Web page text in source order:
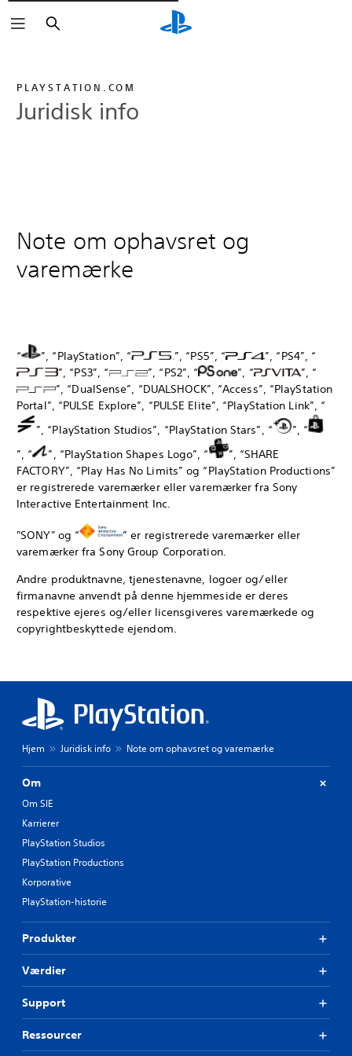
Søg
PLAYSTATION.COM
Juridisk info
Note om ophavsret og
varemærke
“ ”, “PlayStation”, “ ”, “PS5”, “
”, “PS4”, “
”, “PS3”, “
”, “PS2”, “ ”, “
”, “
”, “DualSense”, “DUALSHOCK”, “Access”, “PlayStation
Portal”, “PULSE Explore”, “PULSE Elite”, “PlayStation Link”, “
”, “PlayStation Studios”, “PlayStation Stars”, “
”, “
”, “
”, “PlayStation Shapes Logo”, “
”, “SHARE
FACTORY”, “Play Has No Limits” og “PlayStation Productions”
er registrerede varemærker eller varemærker fra Sony
Interactive Entertainment Inc.
"SONY" og “
” er registrerede varemærker eller
varemærker fra Sony Group Corporation.
Andre produktnavne, tjenestenavne, logoer og/eller
firmanavne anvendt på denne hjemmeside er deres
respektive ejeres og/eller licensgiveres varemærkede og
copyrightbeskyttede ejendom.
Hjem Juridisk info Note om ophavsret og varemærke
Om
Om SIE
Karrierer
PlayStation Studios
PlayStation Productions
Korporative
PlayStation-historie
Produkter
Værdier
Support
Ressourcer